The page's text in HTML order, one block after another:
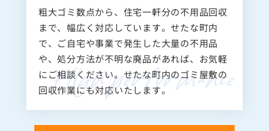
粗大ゴミ数点から、住宅一軒分の不用品回収
まで、幅広く対応しています。せたな町内
で、ご自宅や事業で発生した大量の不用品
や、処分方法が不明な廃品があれば、お気軽
にご相談ください。せたな町内のゴミ屋敷の
回収作業にも対応いたします。